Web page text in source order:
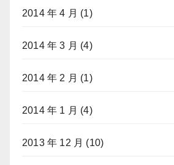
2014 年 4 月 (1)
2014 年 3 月 (4)
2014 年 2 月 (1)
2014 年 1 月 (4)
2013 年 12 月 (10)